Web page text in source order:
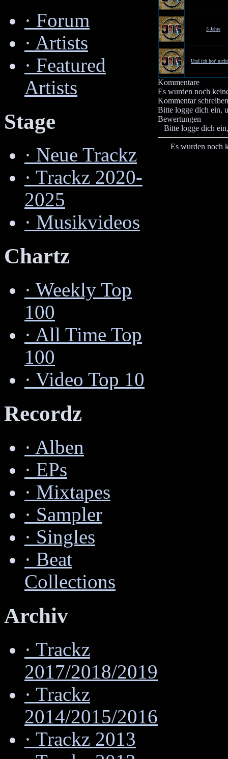
· Forum
· Artists
· Featured
Artists
Stage
· Neue Trackz
· Trackz 2020-
2025
· Musikvideos
Chartz
· Weekly Top
100
· All Time Top
100
· Video Top 10
Recordz
· Alben
· EPs
· Mixtapes
· Sampler
· Singles
· Beat
Collections
Archiv
· Trackz
2017/2018/2019
· Trackz
2014/2015/2016
· Trackz 2013
3 Jahre
Und ich hör'
Kommentare
Es wurden noch
Kommentar schreiben
Bitte logge dich ein,
Bewertungen
Bitte logge dich
Es wurden noch